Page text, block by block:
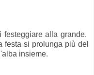
festeggiare alla grande.
festa si prolunga più del
insieme.